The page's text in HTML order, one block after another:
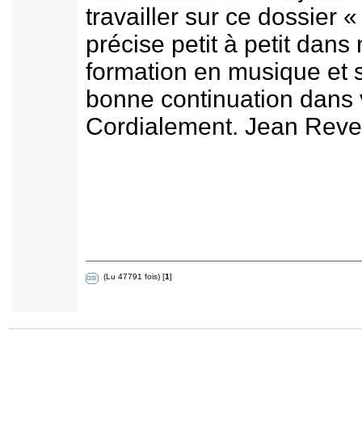
travailler sur ce dossier
précise petit à petit dans
formation en musique et
bonne continuation
Cordialement. Jean
(Lu 47791 fois) [1]